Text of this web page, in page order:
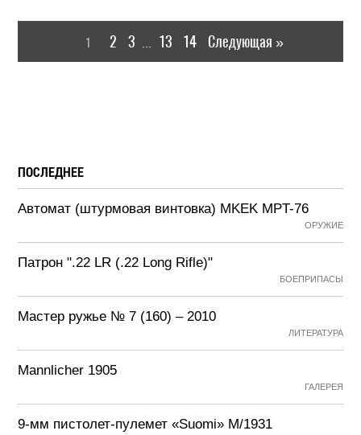
1 2 3 13 14 Следующая »
ПОСЛЕДНЕЕ
Автомат (штурмовая винтовка) MKEK MPT-76
ОРУЖИЕ
Патрон ".22 LR (.22 Long Rifle)"
БОЕПРИПАСЫ
Мастер ружье № 7 (160) – 2010
ЛИТЕРАТУРА
Mannlicher 1905
ГАЛЕРЕЯ
9-мм пистолет-пулемет «Suomi» М/1931